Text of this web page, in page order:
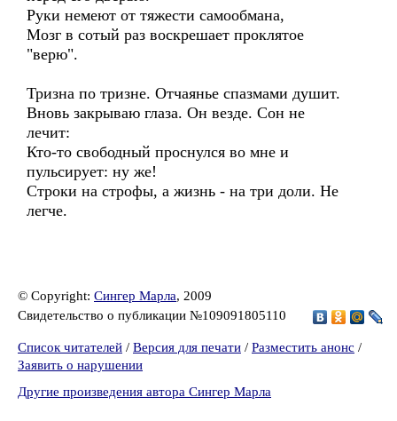
Руки немеют от тяжести самообмана,
Мозг в сотый раз воскрешает проклятое
"верю".
Тризна по тризне. Отчаянье спазмами душит.
Вновь закрываю глаза. Он везде. Сон не
лечит:
Кто-то свободный проснулся во мне и
пульсирует: ну же!
Строки на строфы, а жизнь - на три доли. Не
легче.
© Copyright: Сингер Марла, 2009
Свидетельство о публикации №109091805110
Список читателей / Версия для печати / Разместить анонс /
Заявить о нарушении
Другие произведения автора Сингер Марла